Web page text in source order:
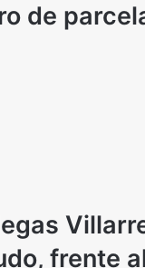
de
frente